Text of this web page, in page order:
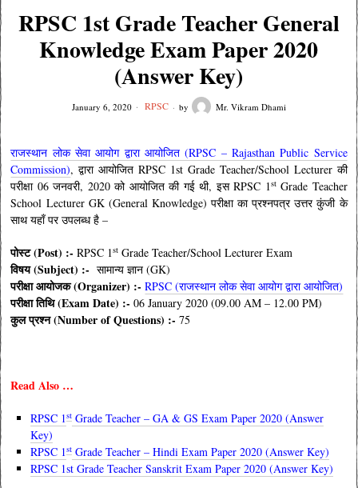
RPSC 1st Grade Teacher General
Knowledge Exam Paper 2020
(Answer Key)
January 6, 2020 RPSC by Mr. Vikram Dhami
राजस्थान लोक सेवा आयोग द्वारा आयोजित (RPSC – Rajasthan Public Service
Commission), द्वारा आयोजित RPSC 1st Grade Teacher/School Lecturer की
परीक्षा 06 जनवरी, 2020 को आयोजित की गई थी, इसRPSC 1stGrade Teacher
School Lecturer GK (General Knowledge) परीक्षा का प्रश्नपत्र उत्तर कुंजी के
साथ यहाँ पर उपलब्ध है –
पोस्ट (Post) :- RPSC 1st Grade Teacher/School Lecturer Exam
विषय (Subject) :- सामान्य ज्ञान (GK)
परीक्षा आयोजक (Organizer) :-RPSC (राजस्थान लोक सेवा आयोग द्वारा आयोजित)
परीक्षा तिथि (Exam Date) :- 06 January 2020 (09.00 AM – 12.00 PM)
कुल प्रश्न (Number of Questions) :- 75
Read Also …
RPSC 1stGrade Teacher – GA & GS Exam Paper 2020 (Answer
Key)
RPSC 1stGrade Teacher – Hindi Exam Paper 2020 (Answer Key)
RPSC 1st Grade Teacher Sanskrit Exam Paper 2020 (Answer Key)